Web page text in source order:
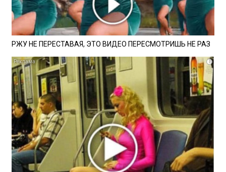
РЖУ НЕ ПЕРЕСТАВАЯ, ЭТО ВИДЕО ПЕРЕСМОТРИШЬ НЕ РАЗ
i